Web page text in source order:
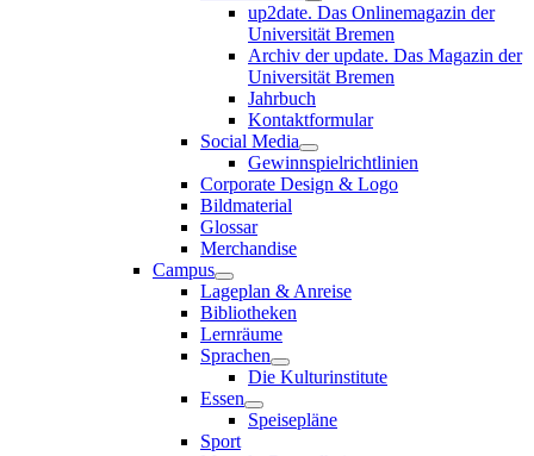
up2date. Das Onlinemagazin der
Universität Bremen
Archiv der update. Das Magazin der
Universität Bremen
Jahrbuch
Kontaktformular
Social Media
Gewinnspielrichtlinien
Corporate Design & Logo
Bildmaterial
Glossar
Merchandise
Campus
Lageplan & Anreise
Bibliotheken
Lernräume
Sprachen
Die Kulturinstitute
Essen
Speisepläne
Sport